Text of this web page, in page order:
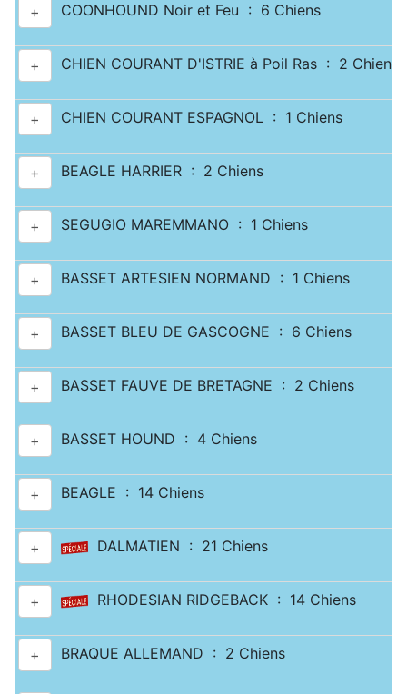
+ COONHOUND Noir et Feu : 6 Chiens
+ CHIEN COURANT D'ISTRIE à Poil Ras : 2 Chiens
+ CHIEN COURANT ESPAGNOL : 1 Chiens
+ BEAGLE HARRIER : 2 Chiens
+ SEGUGIO MAREMMANO : 1 Chiens
+ BASSET ARTESIEN NORMAND : 1 Chiens
+ BASSET BLEU DE GASCOGNE : 6 Chiens
+ BASSET FAUVE DE BRETAGNE : 2 Chiens
+ BASSET HOUND : 4 Chiens
+ BEAGLE : 14 Chiens
+ DALMATIEN : 21 Chiens
+ RHODESIAN RIDGEBACK : 14 Chiens
+ BRAQUE ALLEMAND : 2 Chiens